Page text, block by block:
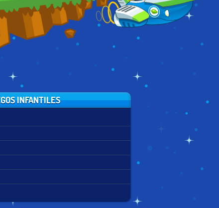
INFANTILES